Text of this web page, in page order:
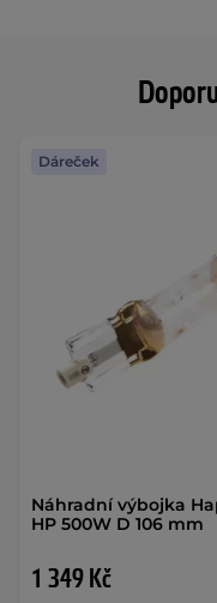
Náhradní výbojka
HP 500W D 106 mm
1 349 Kč
Dáreček